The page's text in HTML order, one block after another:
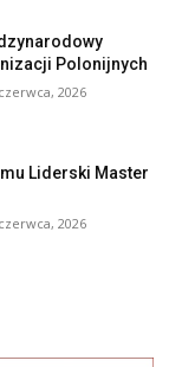
Polonijnych
2026
Liderski Master
2026